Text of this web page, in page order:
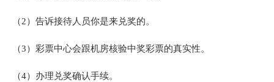
（2）告诉接待人员你是来兑奖的。
（3）彩票中心会跟机房核验中奖彩票的真实性。
（4）办理兑奖确认手续。